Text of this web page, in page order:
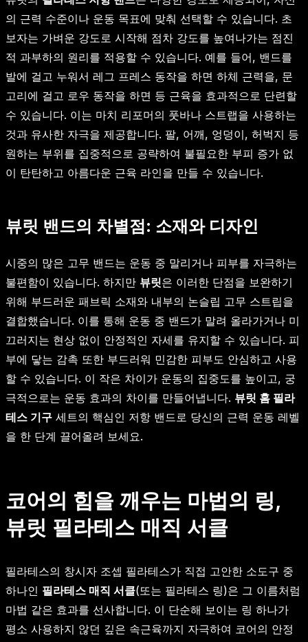
의 근력 수준이나 운동 목표에 맞춰 선택할 수 있습니다. 초
보자는 가벼운 강도로 시작해 점차 강도를 높여나가는 점진
적 과부하의 원리를 적용할 수 있습니다. 예를 들어, 밴드를
발에 걸고 누워서 레그 프레스 동작을 하면 하체 근력을, 문
고리에 걸고 로우 동작을 하면 등 근육을 효과적으로 단련할
수 있습니다. 이는 마치 리포머의 풋바나 스트랩을 사용하는
것과 유사한 자극을 제공합니다. 팔, 어깨, 엉덩이, 허벅지 등
원하는 부위를 집중적으로 공략하여 불필요한 부피 증가 없
이 탄탄하고 아름다운 근육 라인을 만들 수 있습니다.
뷰릿 밴드의 차별점: 소재와 디자인
시중의 많은 고무 밴드는 운동 중 말리거나 피부를 자극하는
불편함이 있습니다. 하지만 뷰릿은 이러한 단점을 보완하기
위해 부드러운 패브릭 소재와 내부의 논슬립 고무 스트립을
결합했습니다. 이를 통해 운동 중 밴드가 말려 올라가거나 미
끄러지는 현상 없이 안정적인 자세를 유지할 수 있습니다. 피
부에 닿는 감촉 또한 부드러워 민감한 피부도 안심하고 사용
할 수 있습니다. 이 작은 차이가 운동의 집중도를 높이고, 궁
극적으로는 운동 효과의 차이를 만들어냅니다. 뷰릿 홈 필라
테스 기구 세트의 핵심인 저항 밴드로 당신의 근력 운동 레벨
을 한 단계 끌어올려 보세요.
코어의 힘을 깨우는 마법의 링,
뷰릿 필라테스 매직 서클
필라테스의 창시자 조셉 필라테스가 직접 고안한 소도구 중
하나인 필라테스 매직 서클(또는 필라테스 링)은 그 이름처럼
마법 같은 효과를 선사합니다. 이 단순해 보이는 링 하나가
평소 사용하지 않던 깊은 속근육까지 자극하여 코어의 안정